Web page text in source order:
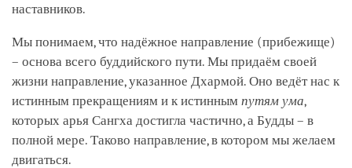
наставников.
Мы понимаем, что надёжное направление (прибежище)
– основа всего буддийского пути. Мы придаём своей
жизни направление, указанное Дхармой. Оно ведёт нас к
истинным прекращениям и к истинным путям ума,
которых арья Сангха достигла частично, а Будды – в
полной мере. Таково направление, в котором мы желаем
двигаться.